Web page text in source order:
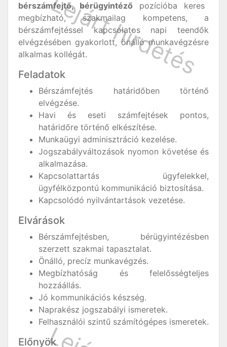
bérszámfejtő, bérügyintéző pozícióba keres
megbízható, szakmailag kompetens, a
bérszámfejtéssel kapcsolatos napi teendők
elvégzésében gyakorlott, önálló munkavégzésre
alkalmas kollégát.
Feladatok
Bérszámfejtés határidőben történő
elvégzése.
Havi és eseti számfejtések pontos,
határidőre történő elkészítése.
Munkaügyi adminisztráció kezelése.
Jogszabályváltozások nyomon követése és
alkalmazása.
Kapcsolattartás ügyfelekkel,
ügyfélközpontú kommunikáció biztosítása.
Kapcsolódó nyilvántartások vezetése.
Elvárások
Bérszámfejtésben, bérügyintézésben
szerzett szakmai tapasztalat.
Önálló, precíz munkavégzés.
Megbízhatóság és felelősségteljes
hozzáállás.
Jó kommunikációs készség.
Naprakész jogszabályi ismeretek.
Felhasználói szintű számítógépes ismeretek.
Előnyök